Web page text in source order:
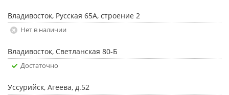
Владивосток, Русская 65А, строение 2
Нет в наличии
Владивосток, Светланская 80-Б
Достаточно
Уссурийск, Агеева, д.52